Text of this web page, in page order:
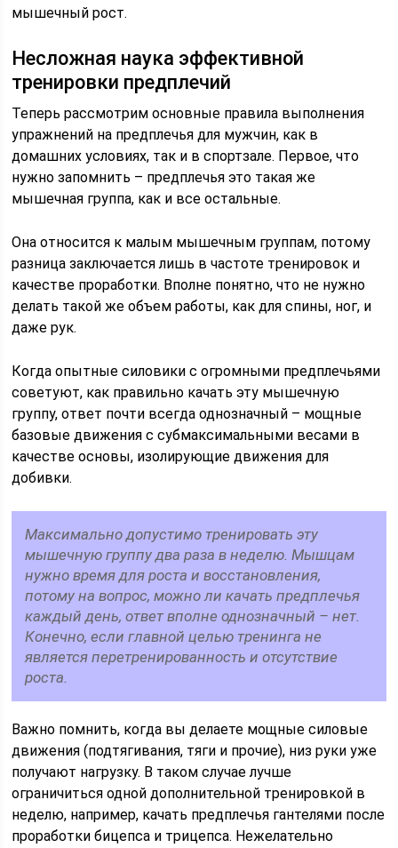
мышечный рост.
Несложная наука эффективной
тренировки предплечий
Теперь рассмотрим основные правила выполнения
упражнений на предплечья для мужчин, как в
домашних условиях, так и в спортзале. Первое, что
нужно запомнить – предплечья это такая же
мышечная группа, как и все остальные.
Она относится к малым мышечным группам, потому
разница заключается лишь в частоте тренировок и
качестве проработки. Вполне понятно, что не нужно
делать такой же объем работы, как для спины, ног, и
даже рук.
Когда опытные силовики с огромными предплечьями
советуют, как правильно качать эту мышечную
группу, ответ почти всегда однозначный – мощные
базовые движения с субмаксимальными весами в
качестве основы, изолирующие движения для
добивки.
Максимально допустимо тренировать эту
мышечную группу два раза в неделю. Мышцам
нужно время для роста и восстановления,
потому на вопрос, можно ли качать предплечья
каждый день, ответ вполне однозначный – нет.
Конечно, если главной целью тренинга не
является перетренированность и отсутствие
роста.
Важно помнить, когда вы делаете мощные силовые
движения (подтягивания, тяги и прочие), низ руки уже
получают нагрузку. В таком случае лучше
ограничиться одной дополнительной тренировкой в
неделю, например, качать предплечья гантелями после
проработки бицепса и трицепса. Нежелательно